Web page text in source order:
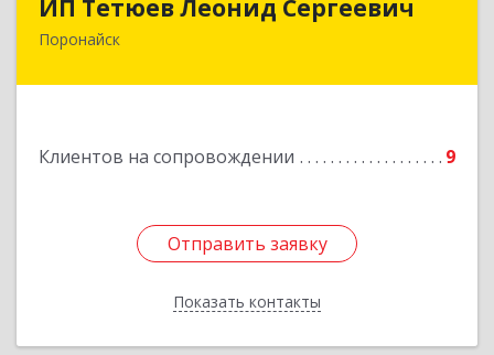
ИП Тетюев Леонид Сергеевич
Поронайск
Клиентов на сопровождении 9
Отправить заявку
Показать контакты
694242, Сахалинская обл, Поронайск г, Фрунзе
Отправить заявку
Назад